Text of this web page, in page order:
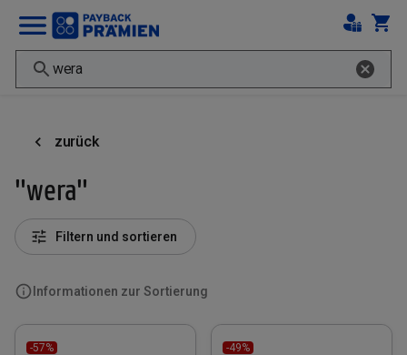
zurück
"wera"
Informationen zur Sortierung
Filtern und sortieren
-57% -49%